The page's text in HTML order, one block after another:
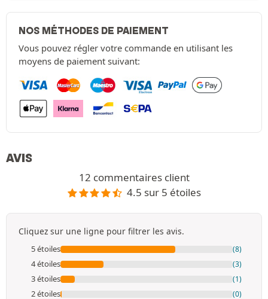
NOS MÉTHODES DE PAIEMENT
Vous pouvez régler votre commande en utilisant les
moyens de paiement suivant:
AVIS
12 commentaires client
4.5 sur 5 étoiles
Cliquez sur une ligne pour filtrer les avis.
5 étoiles (8)
4 étoiles (3)
3 étoiles (1)
2 étoiles (0)